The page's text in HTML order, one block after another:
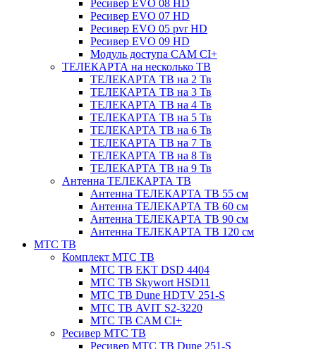
Ресивер EVO 08 HD
Ресивер EVO 07 HD
Ресивер EVO 05 pvr HD
Ресивер EVO 09 HD
Модуль доступа CAM CI+
ТЕЛЕКАРТА на несколько ТВ
ТЕЛЕКАРТА ТВ на 2 Тв
ТЕЛЕКАРТА ТВ на 3 Тв
ТЕЛЕКАРТА ТВ на 4 Тв
ТЕЛЕКАРТА ТВ на 5 Тв
ТЕЛЕКАРТА ТВ на 6 Тв
ТЕЛЕКАРТА ТВ на 7 Тв
ТЕЛЕКАРТА ТВ на 8 Тв
ТЕЛЕКАРТА ТВ на 9 Тв
Антенна ТЕЛЕКАРТА ТВ
Антенна ТЕЛЕКАРТА ТВ 55 см
Антенна ТЕЛЕКАРТА ТВ 60 см
Антенна ТЕЛЕКАРТА ТВ 90 см
Антенна ТЕЛЕКАРТА ТВ 120 см
МТС ТВ
Комплект МТС ТВ
МТС ТВ EKT DSD 4404
МТС ТВ Skywort HSD11
МТС ТВ Dune HDTV 251-S
МТС ТВ AVIT S2-3220
МТС ТВ CAM CI+
Ресивер МТС ТВ
Ресивер МТС ТВ Dune 251-S